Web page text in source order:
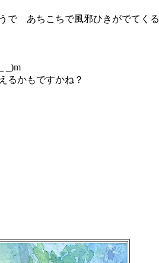
で あちこちで風邪ひきがでてくる
_)m
るかもですかね？